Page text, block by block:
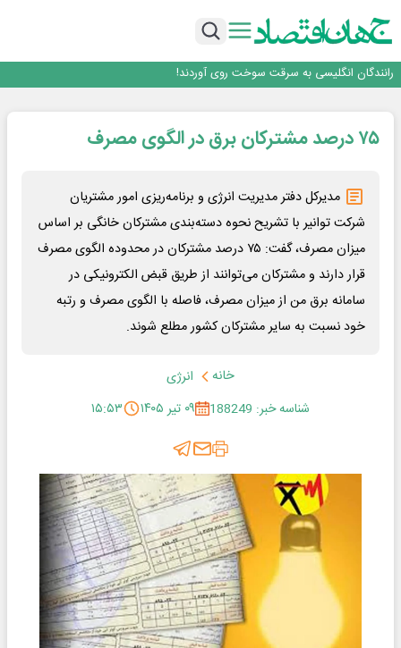
چرا بدون ثبات ارزی، صنایع بزرگ ایران در بن‌بست باقی می‌مانند
۲ درصد از مشترکان ۱۰ درصد برق خانگی را مصرف می‌کنند!
افزایش قیمت بلیت اتوبوس فصلی شد؟
۷۵ درصد مشترکان برق در الگوی مصرف
مدیرکل دفتر مدیریت انرژی و برنامه‌ریزی امور مشتریان
شرکت توانیر با تشریح نحوه دسته‌بندی مشترکان خانگی بر اساس
میزان مصرف، گفت: ۷۵ درصد مشترکان در محدوده الگوی مصرف
قرار دارند و مشترکان می‌توانند از طریق قبض الکترونیکی در
سامانه برق من از میزان مصرف، فاصله با الگوی مصرف و رتبه
خود نسبت به سایر مشترکان کشور مطلع شوند.
خانه
انرژی
شناسه خبر: 188249
۰۹ تیر ۱۴۰۵ ۱۵:۵۳